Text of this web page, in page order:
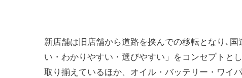
新店舗は旧店舗から道路を挟んでの移転となり､
い・わかりやすい・選びやすい」をコンセプトと
取り揃えているほか、オイル・バッテリー・ワイ